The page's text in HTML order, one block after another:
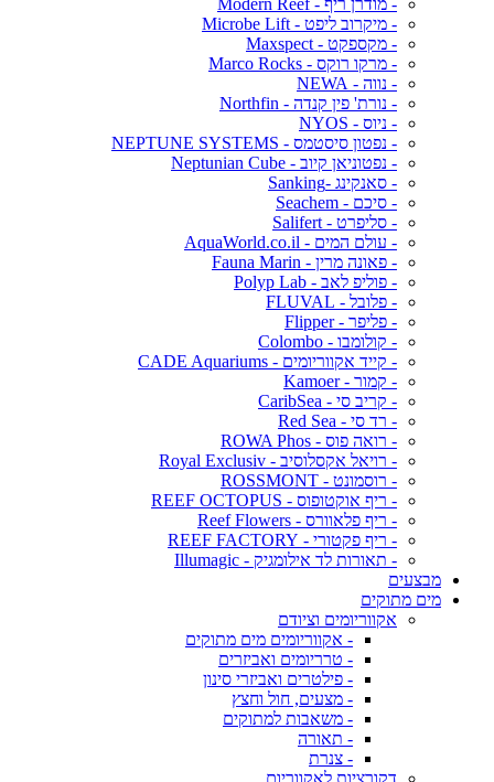
- מודרן ריף - Modern Reef
- מיקרוב ליפט - Microbe Lift
- מקספקט - Maxspect
- מרקו רוקס - Marco Rocks
- נווה - NEWA
- נורת' פין קנדה - Northfin
- ניוס - NYOS
- נפטון סיסטמס - NEPTUNE SYSTEMS
- נפטוניאן קיוב - Neptunian Cube
- סאנקינג -Sanking
- סיכם - Seachem
- סליפרט - Salifert
- עולם המים - AquaWorld.co.il
- פאונה מרין - Fauna Marin
- פוליפ לאב - Polyp Lab
- פלובל - FLUVAL
- פליפר - Flipper
- קולומבו - Colombo
- קייד אקווריומים - CADE Aquariums
- קמור - Kamoer
- קריב סי - CaribSea
- רד סי - Red Sea
- רואה פוס - ROWA Phos
- רויאל אקסלוסיב - Royal Exclusiv
- רוסמונט - ROSSMONT
- ריף אוקטופוס - REEF OCTOPUS
- ריף פלאוורס - Reef Flowers
- ריף פקטורי - REEF FACTORY
- תאורות לד אילומגיק - Illumagic
מבצעים
מים מתוקים
אקווריומים וציודם
- אקווריומים מים מתוקים
- טרריומים ואביזרים
- פילטרים ואביזרי סינון
- מצעים, חול וחצץ
- משאבות למתוקים
- תאורה
- צנרת
דקורציות לאקווריום